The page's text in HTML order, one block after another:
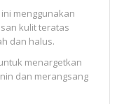
menggunakan
kulit teratas
dan halus.
menargetkan
dan merangsang